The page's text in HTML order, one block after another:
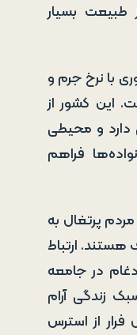
طبیعت بسیار
با نرخ جرم و
این کشور از
دارد و محیطی
فراهم
پرتغال به
ارتباط
در جامعه
زندگی آرام
فرار از استرس